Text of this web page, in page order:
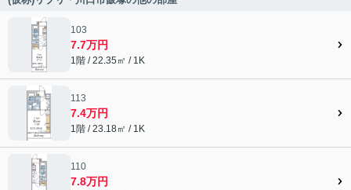
103
7.7万円
1階 / 22.35㎡ / 1K
113
7.4万円
1階 / 23.18㎡ / 1K
110
7.8万円